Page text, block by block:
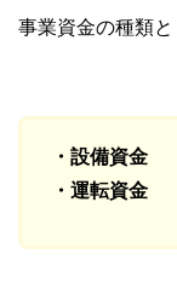
事業資金の種類と
・設備資金
・運転資金